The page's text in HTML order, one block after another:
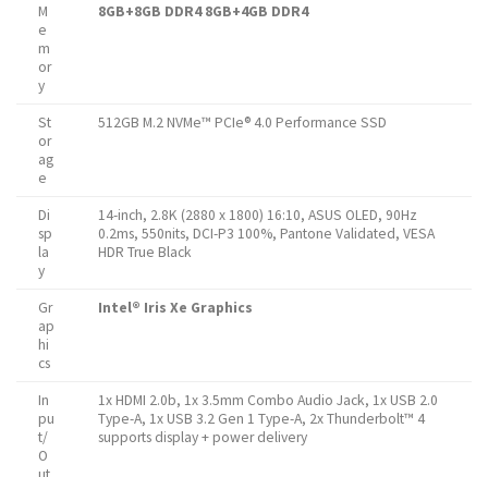
M
e
m
or
y
8GB+8GB DDR4 8GB+4GB DDR4
St
or
ag
e
512GB M.2 NVMe™ PCIe® 4.0 Performance SSD
Di
sp
la
y
14-inch, 2.8K (2880 x 1800) 16:10, ASUS OLED, 90Hz
0.2ms, 550nits, DCI-P3 100%, Pantone Validated, VESA
HDR True Black
Gr
ap
hi
cs
Intel® Iris Xe Graphics
In
pu
t/
O
1x HDMI 2.0b, 1x 3.5mm Combo Audio Jack, 1x USB 2.0
Type-A, 1x USB 3.2 Gen 1 Type-A, 2x Thunderbolt™ 4
supports display + power delivery